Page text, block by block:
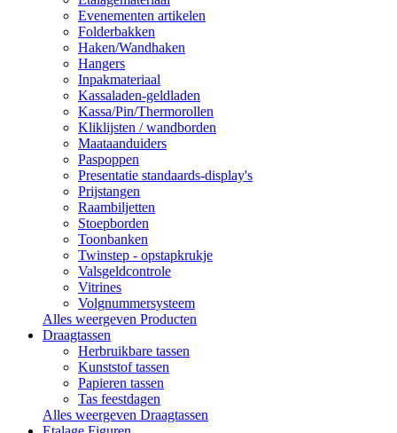
Evenementen artikelen
Folderbakken
Haken/Wandhaken
Hangers
Inpakmateriaal
Kassaladen-geldladen
Kassa/Pin/Thermorollen
Kliklijsten / wandborden
Maataanduiders
Paspoppen
Presentatie standaards-display's
Prijstangen
Raambiljetten
Stoepborden
Toonbanken
Twinstep - opstapkrukje
Valsgeldcontrole
Vitrines
Volgnummersysteem
Alles weergeven Producten
Draagtassen
Herbruikbare tassen
Kunststof tassen
Papieren tassen
Tas feestdagen
Alles weergeven Draagtassen